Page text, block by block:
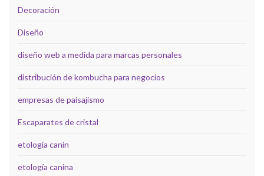
Decoración
Diseño
diseño web a medida para marcas personales
distribución de kombucha para negocios
empresas de paisajismo
Escaparates de cristal
etología canin
etología canina